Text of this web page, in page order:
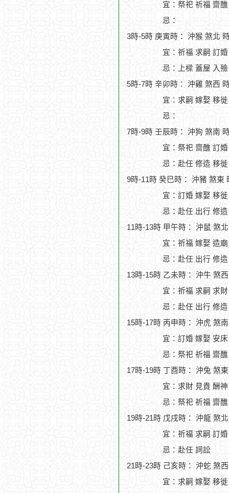
宜：祭祀 祈福 齋
忌：
3時-5時 庚寅時： 沖猴 煞北
宜：祈福 求嗣 訂
忌：上樑 蓋屋 入殮
5時-7時 辛卯時： 沖雞 煞西
宜：求嗣 嫁娶 移
忌：
7時-9時 壬辰時： 沖狗 煞南
宜：祭祀 齋醮 訂
忌：赴任 修造 移
9時-11時 癸巳時： 沖豬 煞東
宜：訂婚 嫁娶 移
忌：赴任 出行 修
11時-13時 甲午時： 沖鼠 煞
宜：祈福 嫁娶 造
忌：赴任 出行 修
13時-15時 乙未時： 沖牛 煞
宜：祈福 求嗣 求
忌：赴任 出行 修造
15時-17時 丙申時： 沖虎 煞
宜：訂婚 嫁娶 安
忌：祭祀 祈福 齋
17時-19時 丁酉時： 沖兔 煞
宜：求財 見貴 酬
忌：祭祀 祈福 齋
19時-21時 戊戌時： 沖龍 煞
宜：祈福 求嗣 訂
忌：赴任 詞訟
21時-23時 己亥時： 沖蛇 煞
宜：求嗣 嫁娶 移